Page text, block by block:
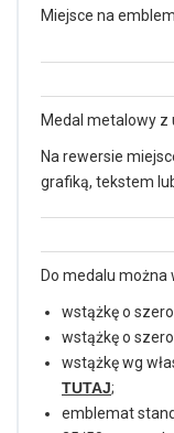
Miejsce na
Medal metalowy z
Na rewersie
grafiką, tekstem
Do medalu można
wstążkę o
wstążkę o
wstążkę wg
TUTAJ;
emblemat